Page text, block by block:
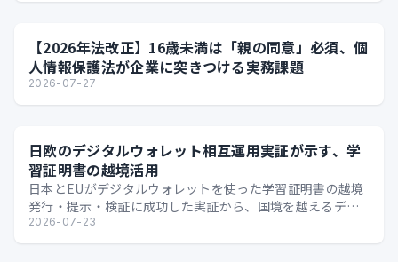
【2026年法改正】16歳未満は「親の同意」必須、個
人情報保護法が企業に突きつける実務課題
2026-07-27
日欧のデジタルウォレット相互運用実証が示す、学
習証明書の越境活用
日本とEUがデジタルウォレットを使った学習証明書の越境
発行・提示・検証に成功した実証から、国境を越えるデジ
タル証明の可能性を整理します。
2026-07-23